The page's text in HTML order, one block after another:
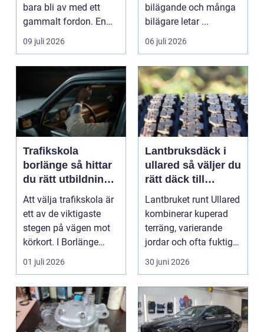
bara bli av med ett
gammalt fordon. En
genomtänkt skrotning
09 juli 2026
bilägande och många
bilägare letar ...
06 juli 2026
Trafikskola
borlänge så hittar
du rätt utbildning
till körkortet
Att välja trafikskola är
ett av de viktigaste
stegen på vägen mot
körkort. I Borlänge
finns flera al...
01 juli 2026
Lantbruksdäck i
ullared så väljer du
rätt däck till
gårdens maskiner
Lantbruket runt Ullared
kombinerar kuperad
terräng, varierande
jordar och ofta fuktigt
väder. Valet ...
30 juni 2026